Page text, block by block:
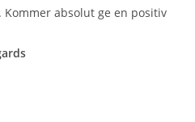
absolut ge en positiv